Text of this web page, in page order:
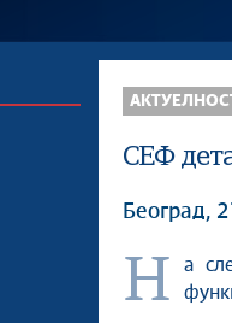
СЕФ
Београд,
На следећем линку можете преузети документ који описује све